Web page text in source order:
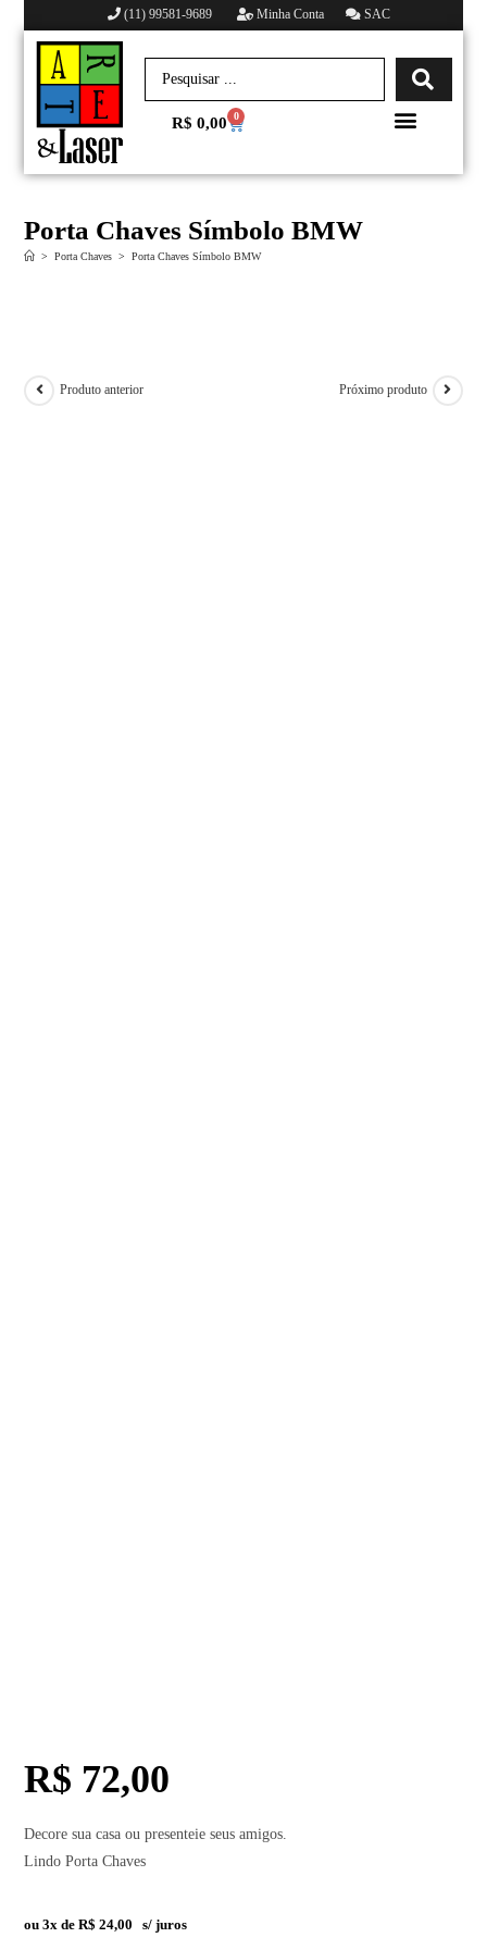
(11) 99581-9689 Minha Conta SAC
R$ 0,00 0
Porta Chaves Símbolo BMW
> Porta Chaves > Porta Chaves Símbolo BMW
Produto anterior Próximo produto
R$ 72,00
Decore sua casa ou presenteie seus amigos.
Lindo Porta Chaves
ou 3x deR$ 24,00 s/ juros